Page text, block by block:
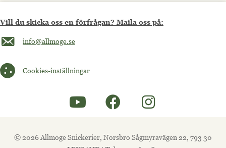
Vill du skicka oss en förfrågan? Maila oss på:
Maila oss på info@allmoge.se
info@allmoge.se
Cookies-inställningar
Cookies-inställningar
© 2026 Allmoge Snickerier, Norsbro Sågmyravägen 22, 793 30